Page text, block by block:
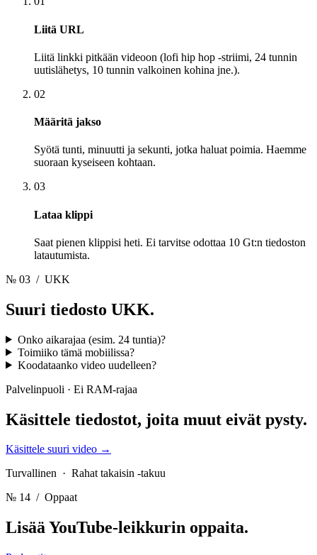
Liitä URL
Liitä linkki pitkään videoon (lofi hip hop -striimi, 24 tunnin
uutislähetys, 10 tunnin valkoinen kohina jne.).
02
Määritä jakso
Syötä tunti, minuutti ja sekunti, jotka haluat poimia. Haemme
suoraan kyseiseen kohtaan.
03
Lataa klippi
Saat pienen klippisi heti. Ei tarvitse odottaa 10 Gt:n tiedoston
latautumista.
№ 03 / UKK
Suuri tiedosto UKK.
Onko aikarajaa (esim. 24 tuntia)?
Toimiiko tämä mobiilissa?
Koodataanko video uudelleen?
Palvelinpuoli · Ei RAM-rajaa
Käsittele tiedostot, joita muut eivät pysty.
Käsittele suuri video →
Turvallinen · Rahat takaisin -takuu
№ 14 / Oppaat
Lisää YouTube-leikkurin oppaita.